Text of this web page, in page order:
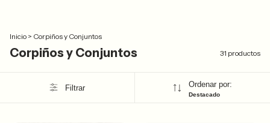
Inicio > Corpiños y Conjuntos
Corpiños y Conjuntos 31 productos
Filtrar Ordenar por:
Destacado